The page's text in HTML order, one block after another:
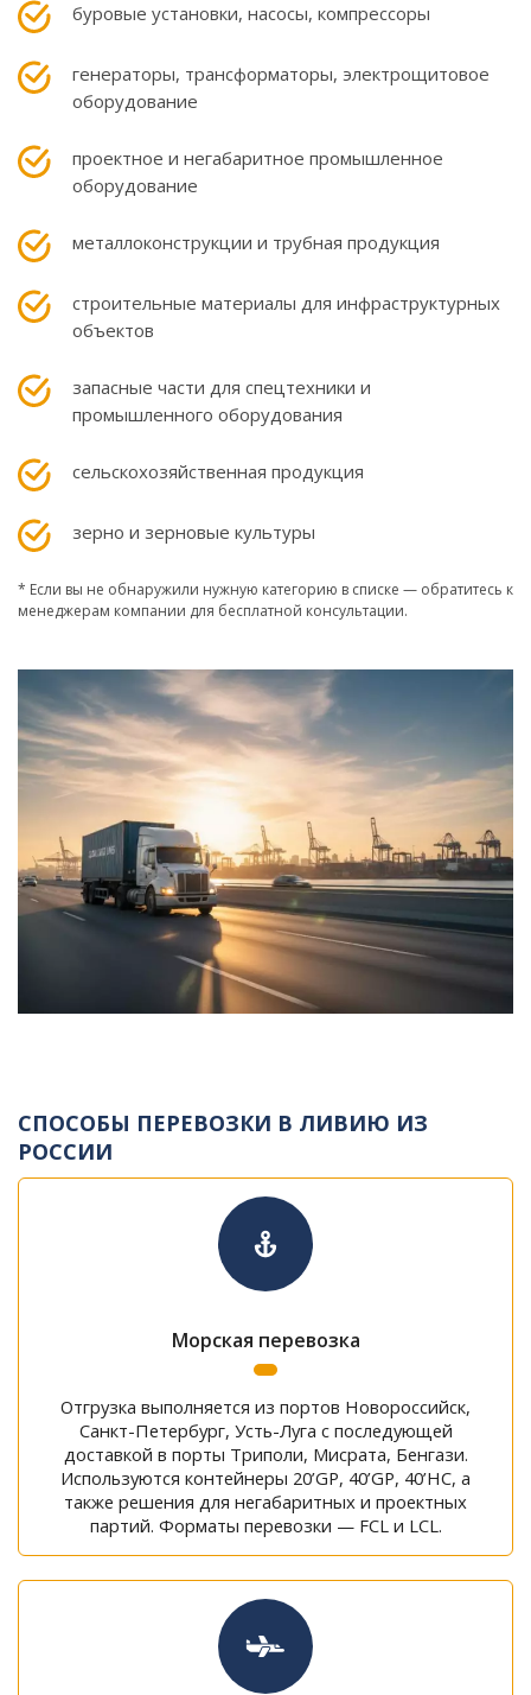
буровые установки, насосы, компрессоры
генераторы, трансформаторы, электрощитовое
оборудование
проектное и негабаритное промышленное
оборудование
металлоконструкции и трубная продукция
строительные материалы для инфраструктурных
объектов
запасные части для спецтехники и
промышленного оборудования
сельскохозяйственная продукция
зерно и зерновые культуры
* Если вы не обнаружили нужную категорию в списке — обратитесь к
менеджерам компании для бесплатной консультации.
СПОСОБЫ ПЕРЕВОЗКИ В ЛИВИЮ ИЗ
РОССИИ
Морская перевозка
Отгрузка выполняется из портов Новороссийск,
Санкт-Петербург, Усть-Луга с последующей
доставкой в порты Триполи, Мисрата, Бенгази.
Используются контейнеры 20’GP, 40’GP, 40’HC, а
также решения для негабаритных и проектных
партий. Форматы перевозки — FCL и LCL.